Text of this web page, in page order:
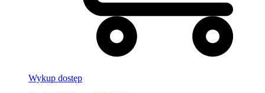
Wykup dostęp